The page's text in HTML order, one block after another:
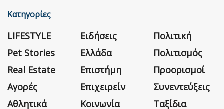
Κατηγορίες
LIFESTYLE
Pet Stories
Real Estate
Αγορές
Αθλητικά
Ειδήσεις
Ελλάδα
Επιστήμη
Επιχειρείν
Κοινωνία
Πολιτική
Πολιτισμός
Προορισμοί
Συνεντεύξεις
Ταξίδια